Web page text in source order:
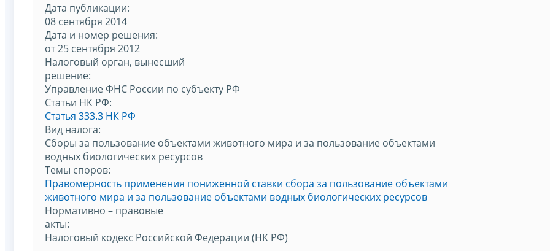
Дата публикации:
08 сентября 2014
Дата и номер решения:
от 25 сентября 2012
Налоговый орган, вынесший
решение:
Управление ФНС России по субъекту РФ
Статьи НК РФ:
Статья 333.3 НК РФ
Вид налога:
Сборы за пользование объектами животного мира и за пользование объектами
водных биологических ресурсов
Темы споров:
Правомерность применения пониженной ставки сбора за пользование объектами
животного мира и за пользование объектами водных биологических ресурсов
Нормативно – правовые
акты:
Налоговый кодекс Российской Федерации (НК РФ)